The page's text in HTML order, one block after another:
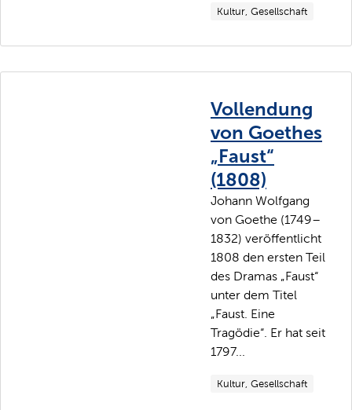
Kultur, Gesellschaft
Vollendung
von Goethes
„Faust“
(1808)
Johann Wolfgang
von Goethe (1749–
1832) veröffentlicht
1808 den ersten Teil
des Dramas „Faust“
unter dem Titel
„Faust. Eine
Tragödie“. Er hat seit
1797...
Kultur, Gesellschaft